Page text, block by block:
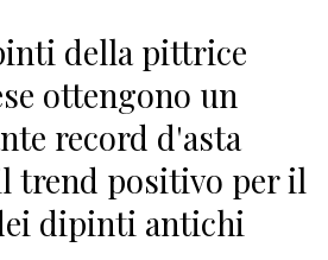
della pittrice
ottengono un
record d'asta
trend positivo per il
dipinti antichi